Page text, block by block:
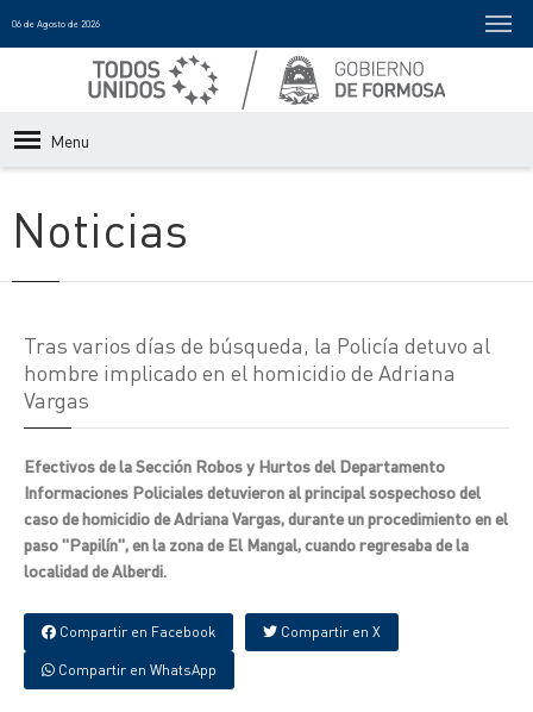
06 de Agosto de 2026
Menu
Noticias
Tras varios días de búsqueda, la Policía detuvo al
hombre implicado en el homicidio de Adriana
Vargas
Efectivos de la Sección Robos y Hurtos del Departamento
Informaciones Policiales detuvieron al principal sospechoso del
caso de homicidio de Adriana Vargas, durante un procedimiento en el
paso "Papilín", en la zona de El Mangal, cuando regresaba de la
localidad de Alberdi.
Compartir en Facebook Compartir en X
Compartir en WhatsApp